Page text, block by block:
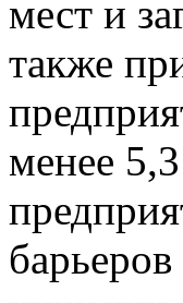
мест и
также
менее